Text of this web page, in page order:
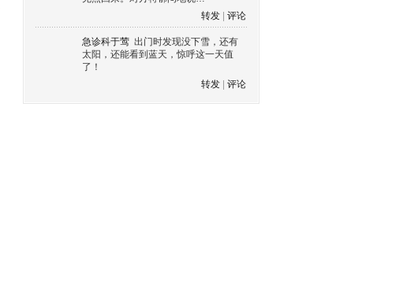
转发
评论
急诊科于莺 出门时发现没下雪，还有
太阳，还能看到蓝天，惊呼这一天值
了！
转发
评论